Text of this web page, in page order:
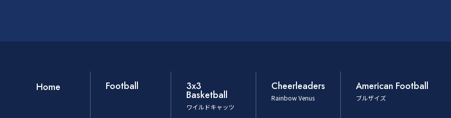
Home Football 3x3
Basketball
ワイルドキャッツ
Cheerleaders
Rainbow Venus
American Football
ブルザイズ